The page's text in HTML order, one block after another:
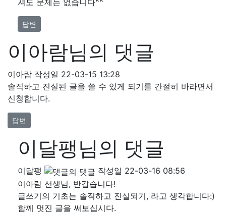
셔도 문제는 없습니다^^
답변
이아람님의 댓글
이아람 작성일 22-03-15 13:28
솔직하고 진실된 글을 쓸 수 있게 되기를 간절히 바라면서
신청합니다.
답변
이달팽님의 댓글
이달팽 작성일 22-03-16 08:56
이아람 선생님, 반갑습니다!
글쓰기의 기초는 솔직하고 진실되기, 라고 생각합니다:)
함께 멋진 글을 써보십시다.